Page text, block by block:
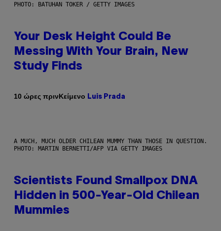
PHOTO: BATUHAN TOKER / GETTY IMAGES
Your Desk Height Could Be
Messing With Your Brain, New
Study Finds
10 ώρες πρινΚείμενο Luis Prada
A MUCH, MUCH OLDER CHILEAN MUMMY THAN THOSE IN QUESTION.
PHOTO: MARTIN BERNETTI/AFP VIA GETTY IMAGES
Scientists Found Smallpox DNA
Hidden in 500-Year-Old Chilean
Mummies